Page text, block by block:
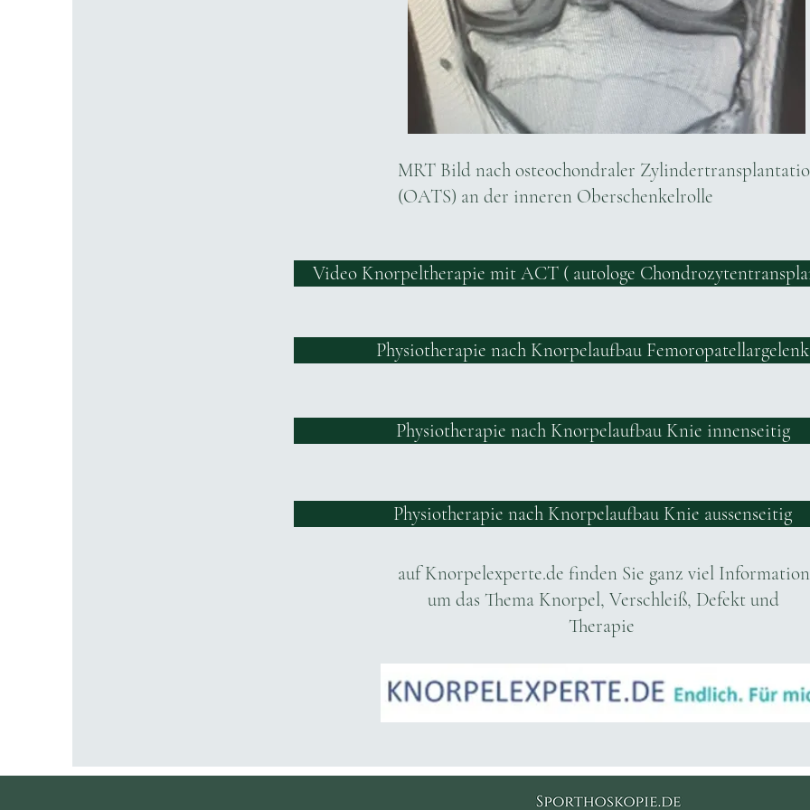
MRT Bild nach osteochondraler
(OATS) an der inneren Oberschenkelrolle
Video Knorpeltherapie mit ACT ( autologe
Physiotherapie nach Knorpelaufbau Femoropatellargelenk
Physiotherapie nach Knorpelaufbau Knie innenseitig
Physiotherapie nach Knorpelaufbau Knie aussenseitig
auf Knorpelexperte.de finden Sie ganz viel Information
um das Thema Knorpel, Verschleiß, Defekt und
Therapie